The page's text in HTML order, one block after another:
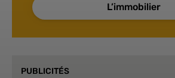
L’immobilier
PUBLICITÉS